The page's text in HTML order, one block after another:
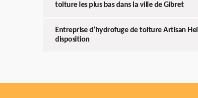
toiture les plus bas dans la ville de Gibret
Entreprise d’hydrofuge de toiture Artisan
disposition